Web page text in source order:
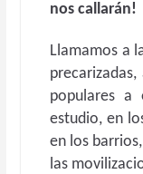
nos callarán!
Llamamos a
populares a
estudio, en
en los
las